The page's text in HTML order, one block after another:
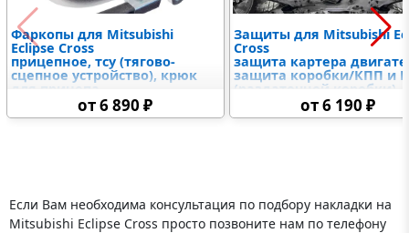
Фаркопы для Mitsubishi
Eclipse Cross
прицепное, тсу (тягово-
сцепное устройство), крюк
для прицепа
от 6 890 ₽
Защиты для Mitsubishi
Cross
защита картера
защита коробки/КПП и
(раздаточной коробки),
защыита радиатора и
дифференциалов,
от 6 190 ₽
Если Вам необходима консультация по подбору накладки на
Mitsubishi Eclipse Cross просто позвоните нам по телефону